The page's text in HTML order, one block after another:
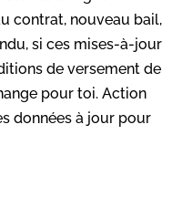
contrat, nouveau bail,
si ces mises-à-jour
de versement de
pour toi. Action
données à jour pour